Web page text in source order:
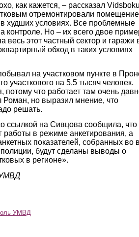
как кажется, – рассказал
отремонтировали
худших условиях. Все проблемные
контроле. Но – их всего двое
весь этот частный сектор и гаражи
обход в таких условиях
на участковом пункте в
участкового на 5,5 тысяч человек.
потому что работает там очень
Роман, но выразил мнение, что
решать.
ссылкой на Сивцова сообщила, что
работы в режиме анкетирования, а
показателей, собранных во
будут сделаны выводы о
в регионе».
УМВД